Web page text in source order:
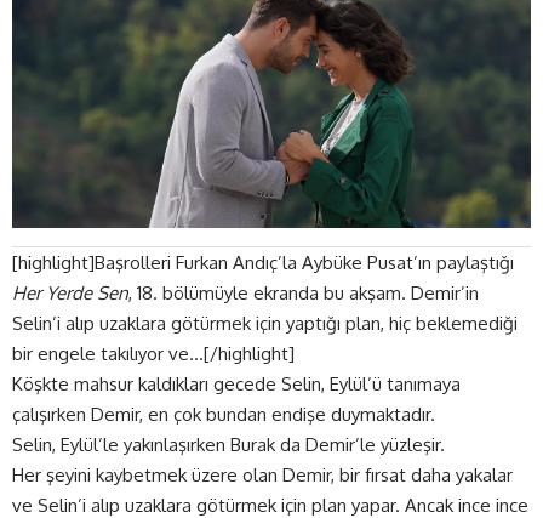
[highlight]Başrolleri Furkan Andıç’la Aybüke Pusat’ın paylaştığı
Her Yerde Sen, 18. bölümüyle ekranda bu akşam. Demir’in
Selin’i alıp uzaklara götürmek için yaptığı plan, hiç beklemediği
bir engele takılıyor ve…[/highlight]
Köşkte mahsur kaldıkları gecede Selin, Eylül’ü tanımaya
çalışırken Demir, en çok bundan endişe duymaktadır.
Selin, Eylül’le yakınlaşırken Burak da Demir’le yüzleşir.
Her şeyini kaybetmek üzere olan Demir, bir fırsat daha yakalar
ve Selin’i alıp uzaklara götürmek için plan yapar. Ancak ince ince